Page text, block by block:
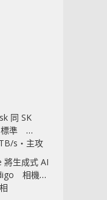
同 SK
標準
s‧主攻
將生成式 AI
相機